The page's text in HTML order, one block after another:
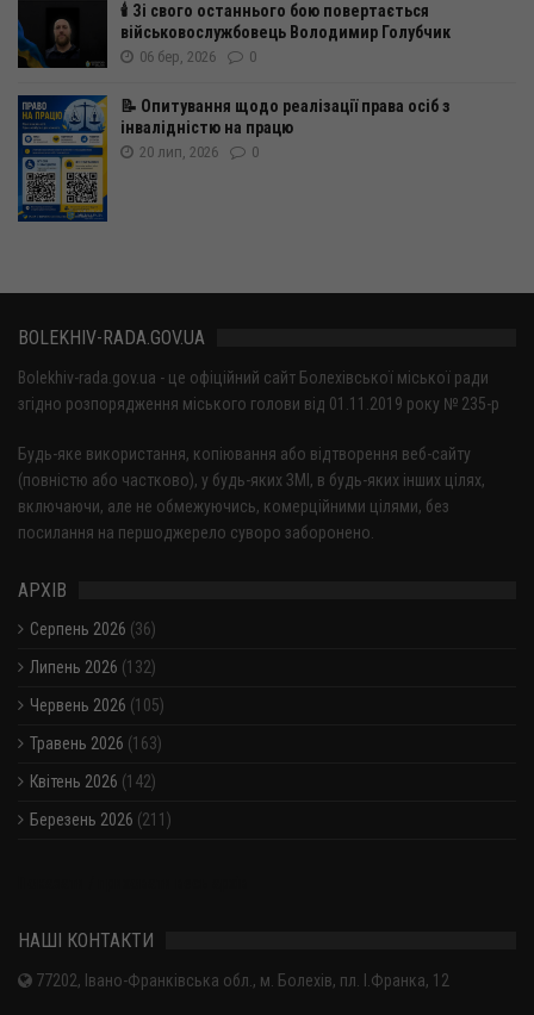
🕯️ Зі свого останнього бою повертається
військовослужбовець Володимир Голубчик
06 бер, 2026 0
📝 Опитування щодо реалізації права осіб з
інвалідністю на працю
20 лип, 2026 0
BOLEKHIV-RADA.GOV.UA
Bolekhiv-rada.gov.ua - це офіційний сайт Болехівської міської ради
згідно розпорядження міського голови від 01.11.2019 року № 235-р
Будь-яке використання, копіювання або відтворення веб-сайту
(повністю або частково), у будь-яких ЗМІ, в будь-яких інших цілях,
включаючи, але не обмежуючись, комерційними цілями, без
посилання на першоджерело суворо заборонено.
АРХІВ
Серпень 2026 (36)
Липень 2026 (132)
Червень 2026 (105)
Травень 2026 (163)
Квітень 2026 (142)
Березень 2026 (211)
НАШІ КОНТАКТИ
77202, Івано-Франківська обл., м. Болехів, пл. І.Франка, 12